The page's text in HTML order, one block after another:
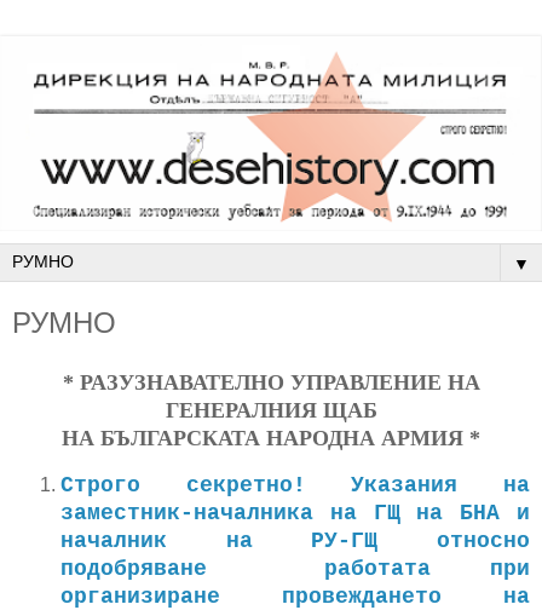
▼
РУМНО
* РАЗУЗНАВАТЕЛНО УПРАВЛЕНИЕ НА
ГЕНЕРАЛНИЯ ЩАБ
НА БЪЛГАРСКАТА НАРОДНА АРМИЯ *
Строго секретно! Указания на
заместник-началника на ГЩ на БНА и
началник на РУ-ГЩ относно
подобряване работата при
организиране провеждането на